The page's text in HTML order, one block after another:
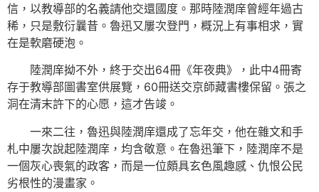
信，以教導部的名義請他交還國度。那時陸潤庠曾經年過古
稀，只是敷衍曩昔。魯迅又屢次登門，概況上有事相求，實
在是軟磨硬泡。
陸潤庠拗不外，終于交出64冊《年夜典》，此中4冊寄
存于教導部圖書室供展覽，60冊送交京師藏書樓保留。張之
洞在清末許下的心愿，這才告竣。
一來二往，魯迅與陸潤庠還成了忘年交，他在雜文和手
札中屢次說起陸潤庠，均含敬意。在魯迅筆下，陸潤庠不是
一個灰心喪氣的政客，而是一位頗具玄色風趣感、仇恨公民
劣根性的漫畫家。